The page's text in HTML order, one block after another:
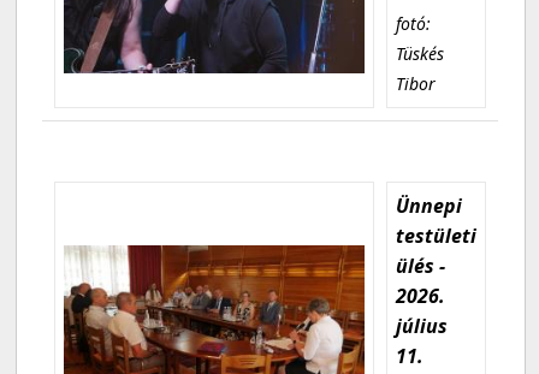
fotó:
Tüskés
Tibor
Ünnepi
testületi
ülés -
2026.
július
11.